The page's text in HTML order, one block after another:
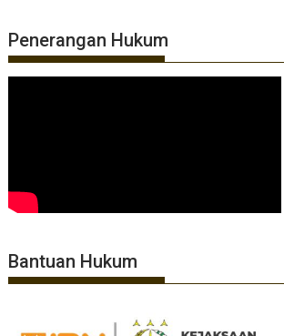
Penerangan Hukum
Bantuan Hukum